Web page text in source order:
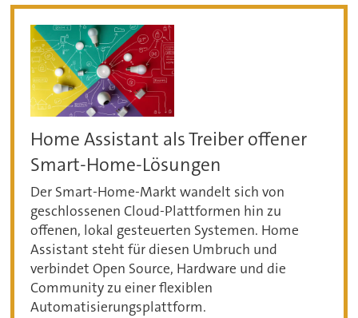
Home Assistant als Treiber offener
Smart-Home-Lösungen
Der Smart-Home-Markt wandelt sich von
geschlossenen Cloud-Plattformen hin zu
offenen, lokal gesteuerten Systemen. Home
Assistant steht für diesen Umbruch und
verbindet Open Source, Hardware und die
Community zu einer flexiblen
Automatisierungsplattform.